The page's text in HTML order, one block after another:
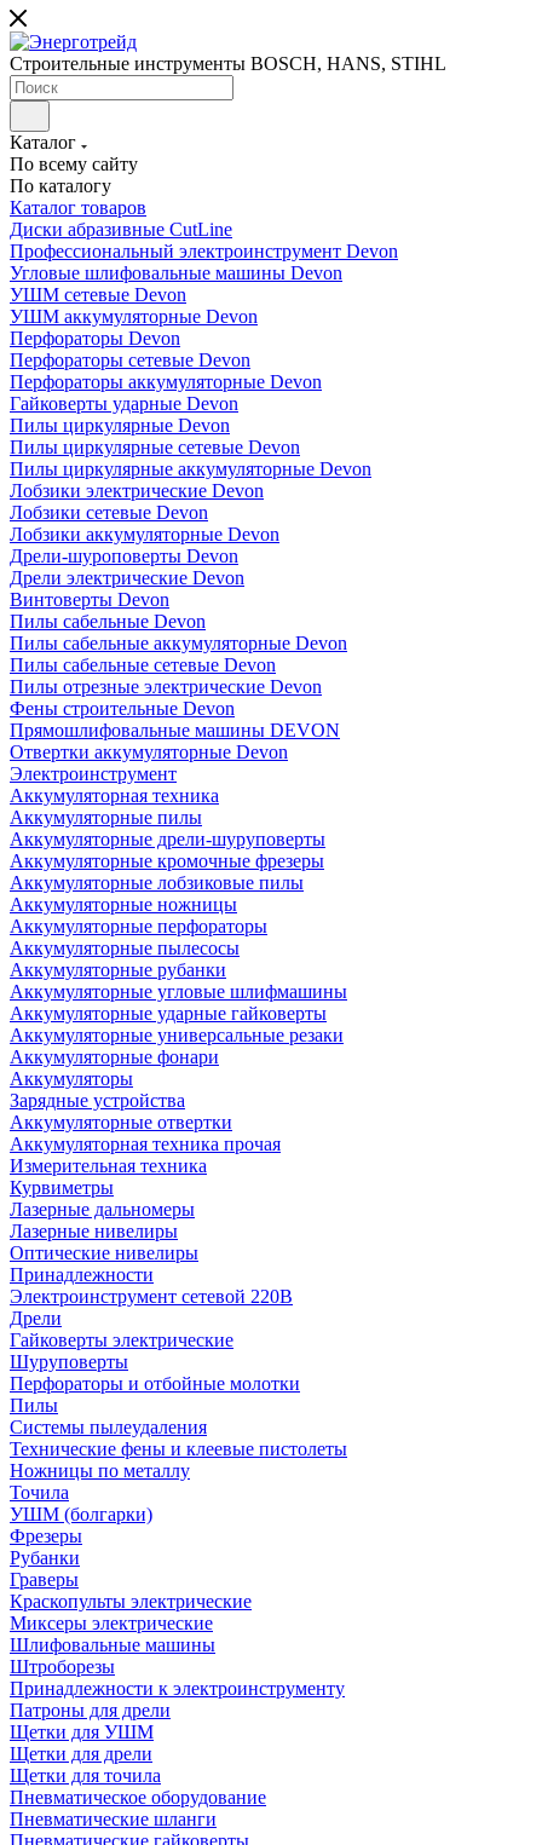
Строительные инструменты BOSCH, HANS, STIHL
Каталог
По всему сайту
По каталогу
Каталог товаров
Диски абразивные CutLine
Профессиональный электроинструмент Devon
Угловые шлифовальные машины Devon
УШМ сетевые Devon
УШМ аккумуляторные Devon
Перфораторы Devon
Перфораторы сетевые Devon
Перфораторы аккумуляторные Devon
Гайковерты ударные Devon
Пилы циркулярные Devon
Пилы циркулярные сетевые Devon
Пилы циркулярные аккумуляторные Devon
Лобзики электрические Devon
Лобзики сетевые Devon
Лобзики аккумуляторные Devon
Дрели-шуроповерты Devon
Дрели электрические Devon
Винтоверты Devon
Пилы сабельные Devon
Пилы сабельные аккумуляторные Devon
Пилы сабельные сетевые Devon
Пилы отрезные электрические Devon
Фены строительные Devon
Прямошлифовальные машины DEVON
Отвертки аккумуляторные Devon
Электроинструмент
Аккумуляторная техника
Аккумуляторные пилы
Аккумуляторные дрели-шуруповерты
Аккумуляторные кромочные фрезеры
Аккумуляторные лобзиковые пилы
Аккумуляторные ножницы
Аккумуляторные перфораторы
Аккумуляторные пылесосы
Аккумуляторные рубанки
Аккумуляторные угловые шлифмашины
Аккумуляторные ударные гайковерты
Аккумуляторные универсальные резаки
Аккумуляторные фонари
Аккумуляторы
Зарядные устройства
Аккумуляторные отвертки
Аккумуляторная техника прочая
Измерительная техника
Курвиметры
Лазерные дальномеры
Лазерные нивелиры
Оптические нивелиры
Принадлежности
Электроинструмент сетевой 220В
Дрели
Гайковерты электрические
Шуруповерты
Перфораторы и отбойные молотки
Пилы
Системы пылеудаления
Технические фены и клеевые пистолеты
Ножницы по металлу
Точила
УШМ (болгарки)
Фрезеры
Рубанки
Граверы
Краскопульты электрические
Миксеры электрические
Шлифовальные машины
Штроборезы
Принадлежности к электроинструменту
Патроны для дрели
Щетки для УШМ
Щетки для дрели
Щетки для точила
Пневматическое оборудование
Пневматические шланги
Пневматические гайковерты